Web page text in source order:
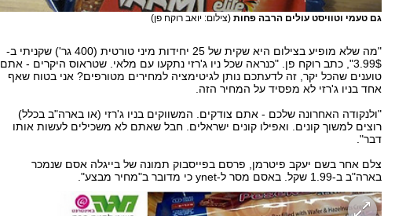
גם טעמי וטוויסט עולים הרבה פחות (צילום: יואב רוקח פן)
"מה שלא מופיע בצילום היא שקית של 25 יחידות מיני טורטית (400 גר') שקניתי ב-
3.99$", כתב רוקח פן. "כנראה שכל ניו ג'רזי נתקעו עם מלאי. שטראוס היקרים - אתם
טוענים שהכל יקר, זה לדעתכם נותן לגיטימציה למחירים מטורפים? אני בטוח שאף
אחד בניו ג'רזי לא מפסיד על המחיר הזה.
"ולנקודה האחרונה שלכם - אתם צודקים. המשווקים בניו ג'רזי (או בארה"ב בכלל)
רוצים למשוך קונים. ואפילו קונים ישראלים. חבל שאתם לא משכילים לעשות אותו
דבר".
צלם אחר בשם יעקב פיטרמן, פרסם בפייסבוק תמונה של בייגלה אסם שנמכר
בארה"ב ב-1.99 שקל. באסם מסר ל-ynet כי מדובר ב"מחיר מבצע".